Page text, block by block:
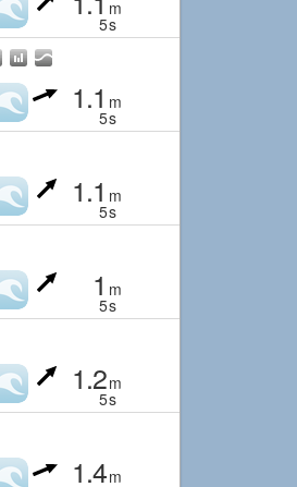
m
5s
1.1 m
5s
1.1 m
5s
1 m
5s
1.2m
5s
1.4m